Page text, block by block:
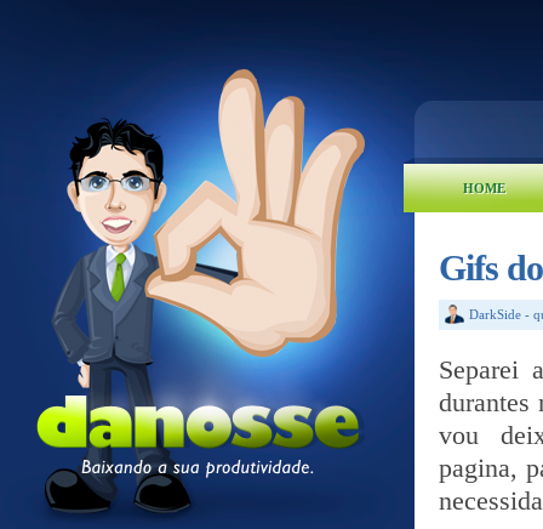
HOME
Gifs
DarkSide -
Separei
durantes
vou
pagina,